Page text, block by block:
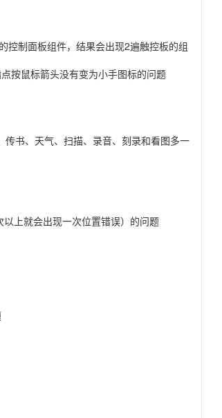
控制面板组件，结果会出现2遍触控板的组
按鼠标箭头没有变为小手图标的问题
传书、天气、扫描、录音、刻录和看图多一
以上就会出现一次位置错误）的问题